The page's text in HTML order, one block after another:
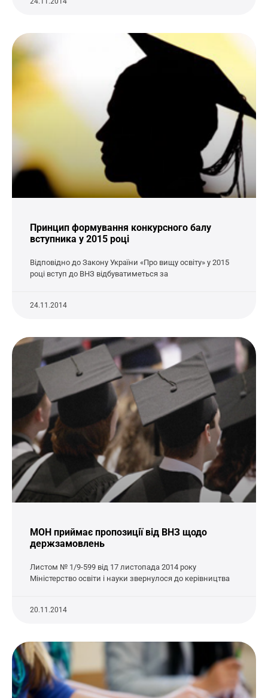
Принцип формування конкурсного балу
вступника у 2015 році
Відповідно до Закону України «Про вищу освіту» у 2015
році вступ до ВНЗ відбуватиметься за
24.11.2014
МОН приймає пропозиції від ВНЗ щодо
держзамовлень
Листом № 1/9-599 від 17 листопада 2014 року
Міністерство освіти і науки звернулося до керівництва
20.11.2014